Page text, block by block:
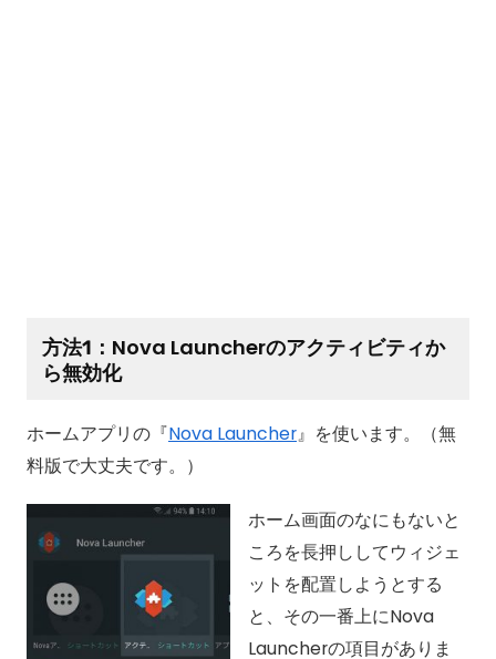
方法1：Nova Launcherのアクティビティか
ら無効化
ホームアプリの『Nova Launcher』を使います。（無
料版で大丈夫です。）
ホーム画面のなにもないと
ころを長押ししてウィジェ
ットを配置しようとする
と、その一番上にNova
Launcherの項目がありま